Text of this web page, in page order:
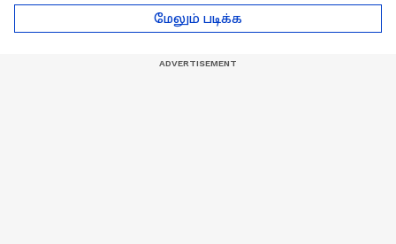
சார்ஜில் 307கி.மீ
பயணம்!
மேலும் படிக்க